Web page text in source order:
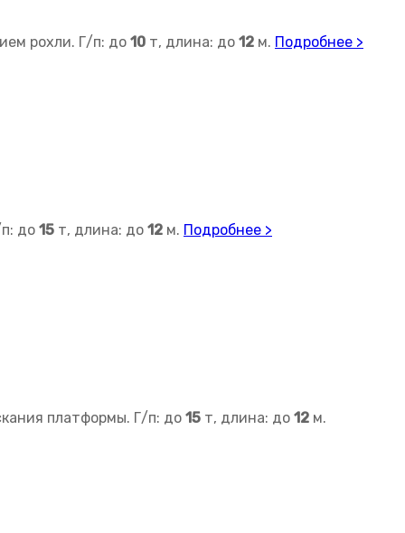
рохли. Г/п: до 10 т, длина: до 12 м. Подробнее >
до 15 т, длина: до 12 м. Подробнее >
платформы. Г/п: до 15 т, длина: до 12 м.